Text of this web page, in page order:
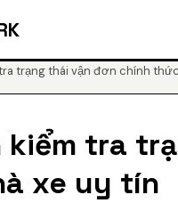
trạng thái vận đơn chính
kiểm tra
xe uy tín